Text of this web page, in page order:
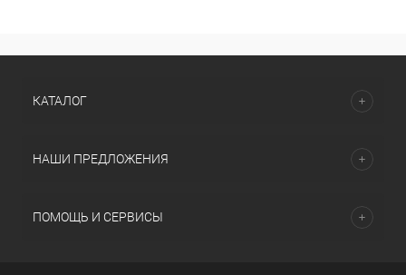
КАТАЛОГ
НАШИ ПРЕДЛОЖЕНИЯ
ПОМОЩЬ И СЕРВИСЫ